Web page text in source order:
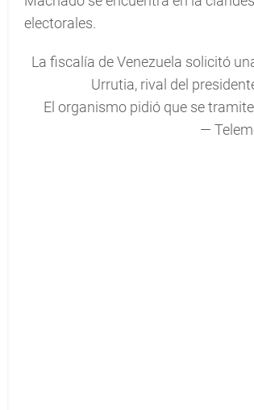
electorales.
La fiscalía de Venezuela solicitó
Urrutia, rival del
El organismo pidió que se
—